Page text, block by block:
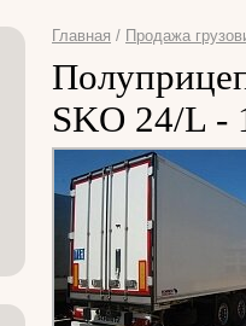
Главная / Продажа
SKO 24/L -